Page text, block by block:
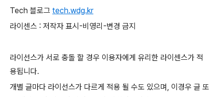
Tech 블로그 tech.wdg.kr
라이센스 : 저작자 표시-비영리-변경 금지
라이선스가 서로 충돌 할 경우 이용자에게 유리한 라이센스가 적
용됩니다.
개별 글마다 라이선스가 다르게 적용 될 수도 있으며, 이경우 글 또